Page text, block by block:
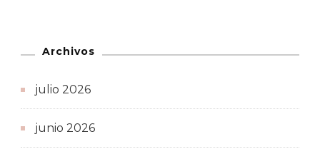
Archivos
julio 2026
junio 2026